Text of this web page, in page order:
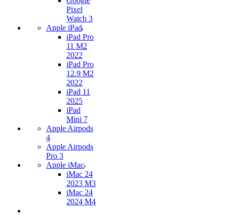
Pixel
Watch 3
Apple iPad
iPad Pro
11 M2
2022
iPad Pro
12.9 M2
2022
iPad 11
2025
iPad
Mini 7
Apple Airpods
4
Apple Airpods
Pro 3
Apple iMac
iMac 24
2023 M3
iMac 24
2024 M4